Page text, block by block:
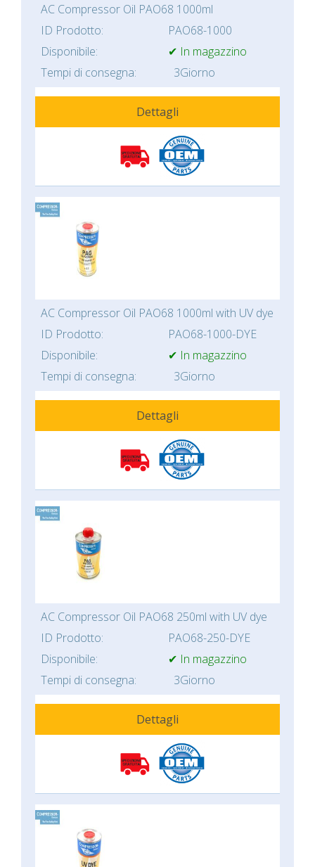
AC Compressor Oil PAO68 1000ml
ID Prodotto:
PAO68-1000
Disponibile:
✔ In magazzino
Tempi di consegna:
3Giorno
Dettagli
AC Compressor Oil PAO68 1000ml with UV dye
ID Prodotto:
PAO68-1000-DYE
Disponibile:
✔ In magazzino
Tempi di consegna:
3Giorno
Dettagli
AC Compressor Oil PAO68 250ml with UV dye
ID Prodotto:
PAO68-250-DYE
Disponibile:
✔ In magazzino
Tempi di consegna:
3Giorno
Dettagli